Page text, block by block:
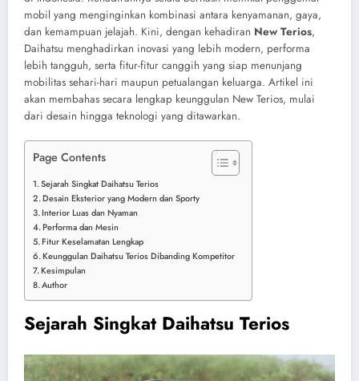
mobil yang menginginkan kombinasi antara kenyamanan, gaya,
dan kemampuan jelajah. Kini, dengan kehadiran New Terios,
Daihatsu menghadirkan inovasi yang lebih modern, performa
lebih tangguh, serta fitur-fitur canggih yang siap menunjang
mobilitas sehari-hari maupun petualangan keluarga. Artikel ini
akan membahas secara lengkap keunggulan New Terios, mulai
dari desain hingga teknologi yang ditawarkan.
Page Contents
Sejarah Singkat Daihatsu Terios
Desain Eksterior yang Modern dan Sporty
Interior Luas dan Nyaman
Performa dan Mesin
Fitur Keselamatan Lengkap
Keunggulan Daihatsu Terios Dibanding Kompetitor
Kesimpulan
Author
Sejarah Singkat Daihatsu Terios